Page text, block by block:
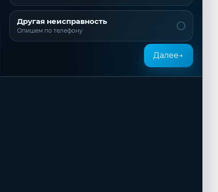
Другая неисправность
Опишем по телефону
Далее→